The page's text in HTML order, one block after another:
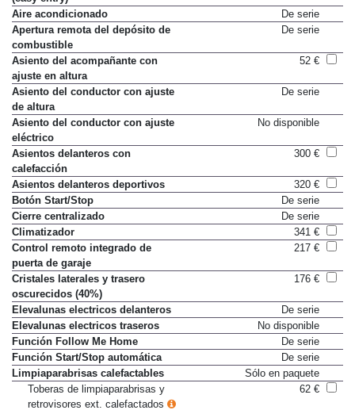
(easy entry)
Aire acondicionado
De serie
Apertura remota del depósito de
combustible
Asiento del acompañante con
ajuste en altura
Asiento del conductor con ajuste
de altura
Asiento del conductor con ajuste
eléctrico
Asientos delanteros con
calefacción
Asientos delanteros deportivos
320 €
Botón Start/Stop
De serie
Cierre centralizado
De serie
Climatizador
341 €
Control remoto integrado de
puerta de garaje
Cristales laterales y trasero
oscurecidos (40%)
Elevalunas electricos delanteros
De serie
Elevalunas electricos traseros
No disponible
Función Follow Me Home
De serie
Función Start/Stop automática
De serie
Limpiaparabrisas calefactables
Sólo en paquete
Toberas de limpiaparabrisas y